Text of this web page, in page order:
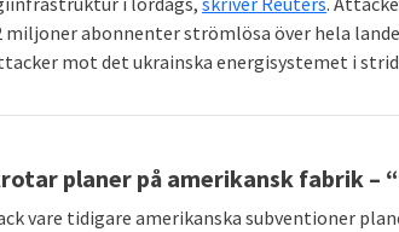
abonnenter strömlösa över hela
mot det ukrainska energisystemet i
planer på amerikansk fabrik –
vare tidigare amerikanska subventioner